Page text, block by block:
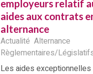
employeurs relatif
aides aux contrats
alternance
Actualité Alternance
Règlementaires/
Les aides exceptionnelles